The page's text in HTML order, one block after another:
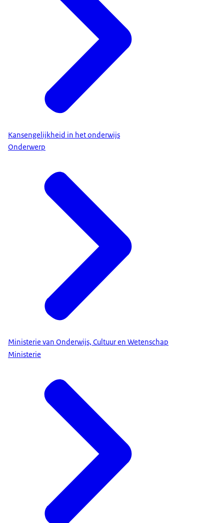
Kansengelijkheid in het onderwijs
Onderwerp
Ministerie van Onderwijs, Cultuur en Wetenschap
Ministerie